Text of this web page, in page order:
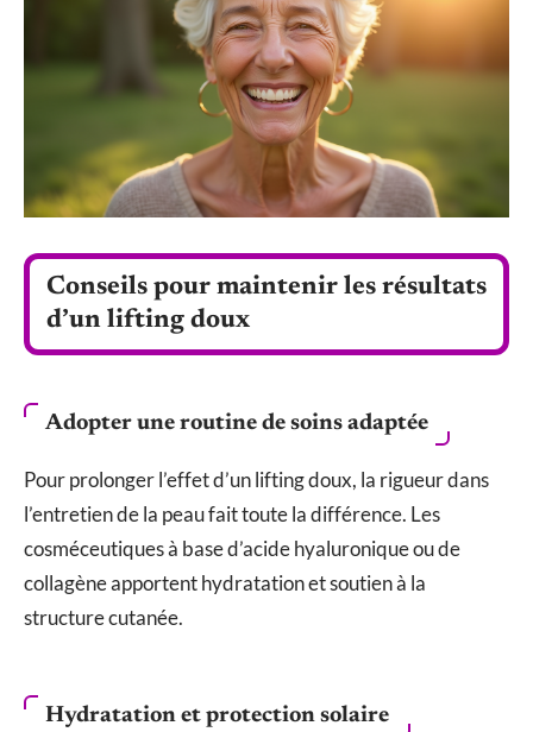
Conseils pour maintenir les résultats
d’un lifting doux
Adopter une routine de soins adaptée
Pour prolonger l’effet d’un lifting doux, la rigueur dans
l’entretien de la peau fait toute la différence. Les
cosméceutiques à base d’acide hyaluronique ou de
collagène apportent hydratation et soutien à la
structure cutanée.
Hydratation et protection solaire